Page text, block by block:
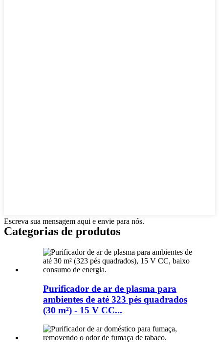
Escreva sua mensagem aqui e envie para nós.
Categorias de produtos
Purificador de ar de plasma para
ambientes de até 323 pés quadrados
(30 m²) - 15 V CC...